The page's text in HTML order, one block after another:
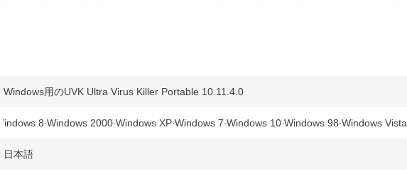
Windows用のUVK Ultra Virus Killer Portable 10.11.4.0
Windows 8 Windows 2000 Windows XP Windows 7 Windows 10 Windows 98 Windows Vista
日本語